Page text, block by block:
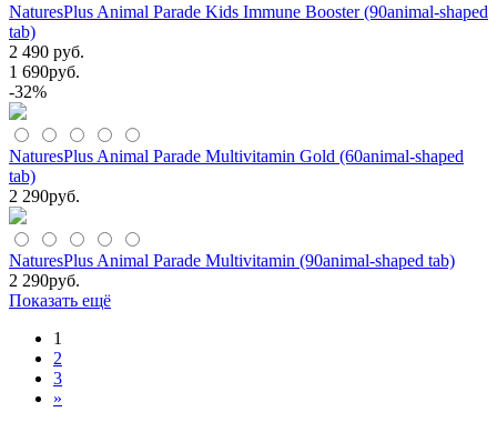
NaturesPlus Animal Parade Kids Immune Booster (90animal-shaped
tab)
2 490 руб.
1 690руб.
-32%
NaturesPlus Animal Parade Multivitamin Gold (60animal-shaped
tab)
2 290руб.
NaturesPlus Animal Parade Multivitamin (90animal-shaped tab)
2 290руб.
Показать ещё
1
2
3
»